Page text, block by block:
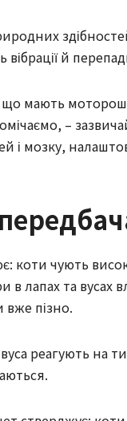
й
мають
–
і мозку,
коти чують
в лапах та вусах
пізно.
реагують на